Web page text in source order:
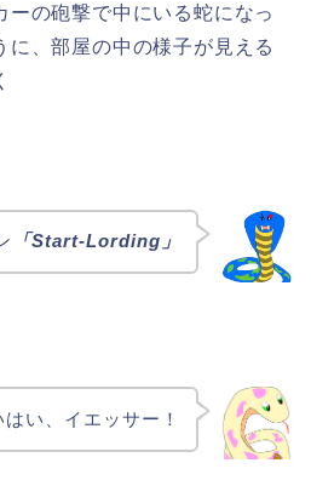
ーの砲撃で中にいる蛇になっ
に、部屋の中の様子が見える
「Start-Lording」
はい、イエッサー！